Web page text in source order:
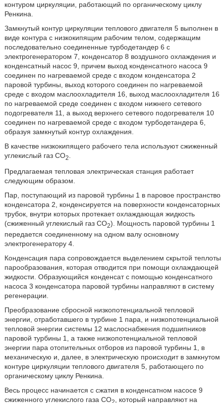
контуром циркуляции, работающий по органическому циклу
Ренкина.
Замкнутый контур циркуляции теплового двигателя 5 выполнен в
виде контура с низкокипящим рабочим телом, содержащим
последовательно соединенные турбодетандер 6 с
электрогенератором 7, конденсатор 8 воздушного охлаждения и
конденсатный насос 9, причем выход конденсатного насоса 9
соединен по нагреваемой среде с входом конденсатора 2
паровой турбины, выход которого соединен по нагреваемой
среде с входом маслоохладителя 16, выход маслоохладителя 16
по нагреваемой среде соединен с входом нижнего сетевого
подогревателя 11, а выход верхнего сетевого подогревателя 10
соединен по нагреваемой среде с входом турбодетандера 6,
образуя замкнутый контур охлаждения.
В качестве низкокипящего рабочего тела используют сжиженный
углекислый газ CO2
Предлагаемая тепловая электрическая станция работает
следующим образом.
Пар, поступающий из паровой турбины 1 в паровое пространство
конденсатора 2, конденсируется на поверхности конденсаторных
трубок, внутри которых протекает охлаждающая жидкость
(сжиженный углекислый газ CO2). Мощность паровой турбины 1
передается соединенному на одном валу основному
электрогенератору 4.
Конденсация пара сопровождается выделением скрытой теплоты
парообразования, которая отводится при помощи охлаждающей
жидкости. Образующийся конденсат с помощью конденсатного
насоса 3 конденсатора паровой турбины направляют в систему
регенерации.
Преобразование сбросной низкопотенциальной тепловой
энергии, отработавшего в турбине 1 пара, и низкопотенциальной
тепловой энергии системы 12 маслоснабжения подшипников
паровой турбины 1, а также низкопотенциальной тепловой
энергии пара отопительных отборов из паровой турбины 1, в
механическую и, далее, в электрическую происходит в замкнутом
контуре циркуляции теплового двигателя 5, работающего по
органическому циклу Ренкина.
Весь процесс начинается с сжатия в конденсатном насосе 9
сжиженного углекислого газа CO2
, который направляют на